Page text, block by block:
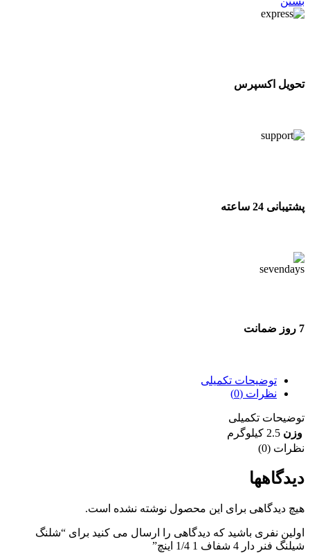
تحویل اکسپرس
پشتیبانی 24 ساعته
7 روز ضمانت
توضیحات تکمیلی
نظرات (0)
توضیحات تکمیلی
وزن 2.5 کیلوگرم
نظرات (0)
دیدگاهها
هیچ دیدگاهی برای این محصول نوشته نشده است.
اولین نفری باشید که دیدگاهی را ارسال می کنید برای “شلنگ
شیلنگ فنر دار 4 شفاف 1 1/4 اینچ”